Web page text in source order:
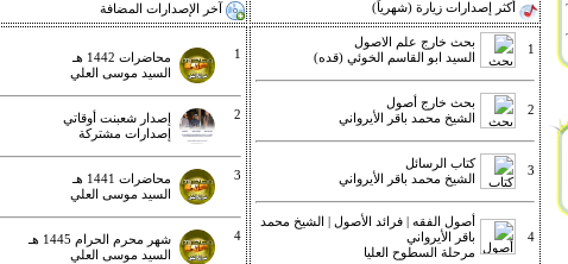
أكثر إصدارات زيارة (شهرياً) آخر الإصدارات المضافة
1
بحث خارج علم الاصول
السيد ابو القاسم الخوئي (قده)
2
بحث خارج أصول
الشيخ محمد باقر الأيرواني
3
كتاب الرسائل
الشيخ محمد باقر الأيرواني
4
أصول الفقه | فرائد الأصول | الشيخ محمد
باقر الأيرواني
مرحلة السطوح العليا
1
محاضرات 1442 هـ
السيد موسى العلي
2
إصدار شعبنت أوقاتي
إصدارات مشتركة
3
محاضرات 1441 هـ
السيد موسى العلي
4
شهر محرم الحرام 1445 هـ
السيد موسى العلي